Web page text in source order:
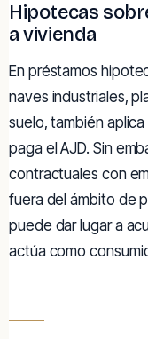
Hipotecas
a vivienda
En préstamos
naves industriales,
suelo, también aplica
paga el AJD. Sin
contractuales con
fuera del ámbito de
puede dar lugar a
actúa como